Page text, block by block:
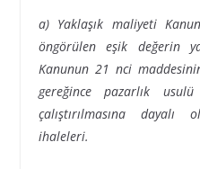
a) Yaklaşık maliyeti
öngörülen eşik değerin
Kanunun 21 nci
gereğince pazarlık
çalıştırılmasına dayalı
ihaleleri.